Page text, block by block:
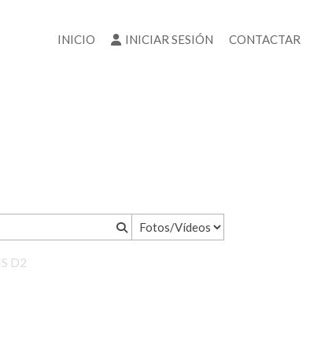
INICIO INICIAR SESIÓN CONTACTAR
PONIS D2